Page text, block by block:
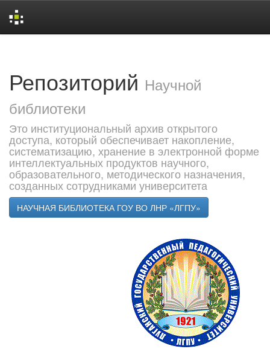
Репозиторий Научной
библиотеки
Это институциональный архив открытого
доступа, который обеспечивает накопление,
систематизацию, хранение в электронной форме
интеллектуальных продуктов научного,
образовательного, методического назначения,
созданных сотрудниками университета
НАУЧНАЯ БИБЛИОТЕКА ГОУ ВО ЛНР «ЛГПУ»